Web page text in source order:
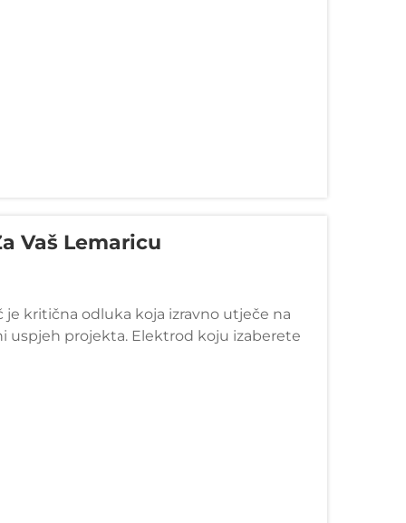
Vaš Lemaricu
je kritična odluka koja izravno utječe na
uspjeh projekta. Elektrod koju izaberete